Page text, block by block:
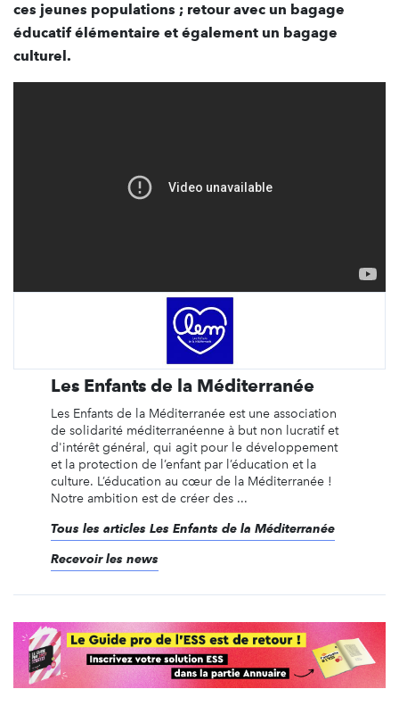
ces jeunes populations ; retour avec un bagage
éducatif élémentaire et également un bagage
culturel.
Les Enfants de la Méditerranée
Les Enfants de la Méditerranée est une association
de solidarité méditerranéenne à but non lucratif et
d'intérêt général, qui agit pour le développement
et la protection de l’enfant par l’éducation et la
culture. L’éducation au cœur de la Méditerranée !
Notre ambition est de créer des ...
Tous les articles Les Enfants de la Méditerranée
Recevoir les news